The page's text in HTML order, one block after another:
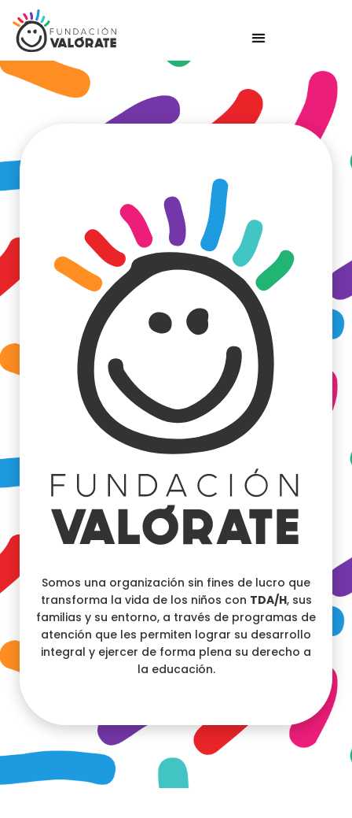
Somos una organización sin fines de lucro que
transforma la vida de los niños con TDA/H, sus
familias y su entorno, a través de programas de
atención que les permiten lograr su desarrollo
integral y ejercer de forma plena su derecho a
la educación.